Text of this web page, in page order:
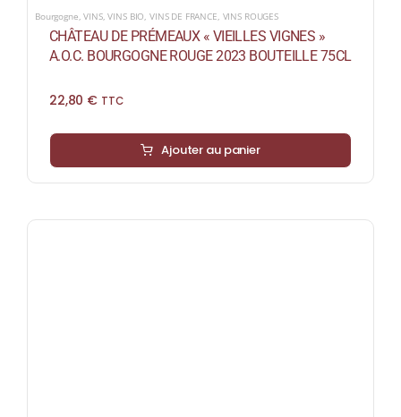
Bourgogne ,VINS,VINS BIO VINS DE FRANCE VINS ROUGES
CHÂTEAU DE PRÉMEAUX « VIEILLES VIGNES »
A.O.C. BOURGOGNE ROUGE 2023 BOUTEILLE 75CL
22,80 € TTC
Ajouter au panier